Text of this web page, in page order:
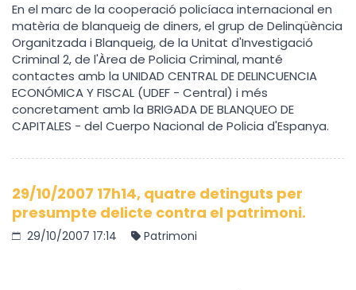
En el marc de la cooperació policíaca internacional en
matèria de blanqueig de diners, el grup de Delinqüència
Organitzada i Blanqueig, de la Unitat d'Investigació
Criminal 2, de l'Àrea de Policia Criminal, manté
contactes amb la UNIDAD CENTRAL DE DELINCUENCIA
ECONÓMICA Y FISCAL (UDEF - Central) i més
concretament amb la BRIGADA DE BLANQUEO DE
CAPITALES - del Cuerpo Nacional de Policia d'Espanya.
29/10/2007 17h14, quatre detinguts per
presumpte delicte contra el patrimoni.
29/10/2007 17:14 Patrimoni